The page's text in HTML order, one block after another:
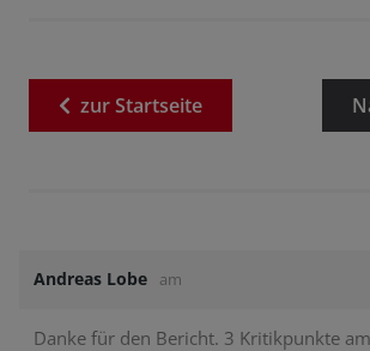
zurStartseite
Andreas Lobe am
Danke für den Bericht. 3 Kritikpunkte